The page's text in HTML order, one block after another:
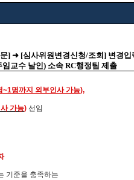
] ➜ [심사위원변경신청/조회] 변경입
교수 날인) 소속 RC행정팀 제출
~1명까지 외부인사 가능),
가능) 선임
기준을 충족하는